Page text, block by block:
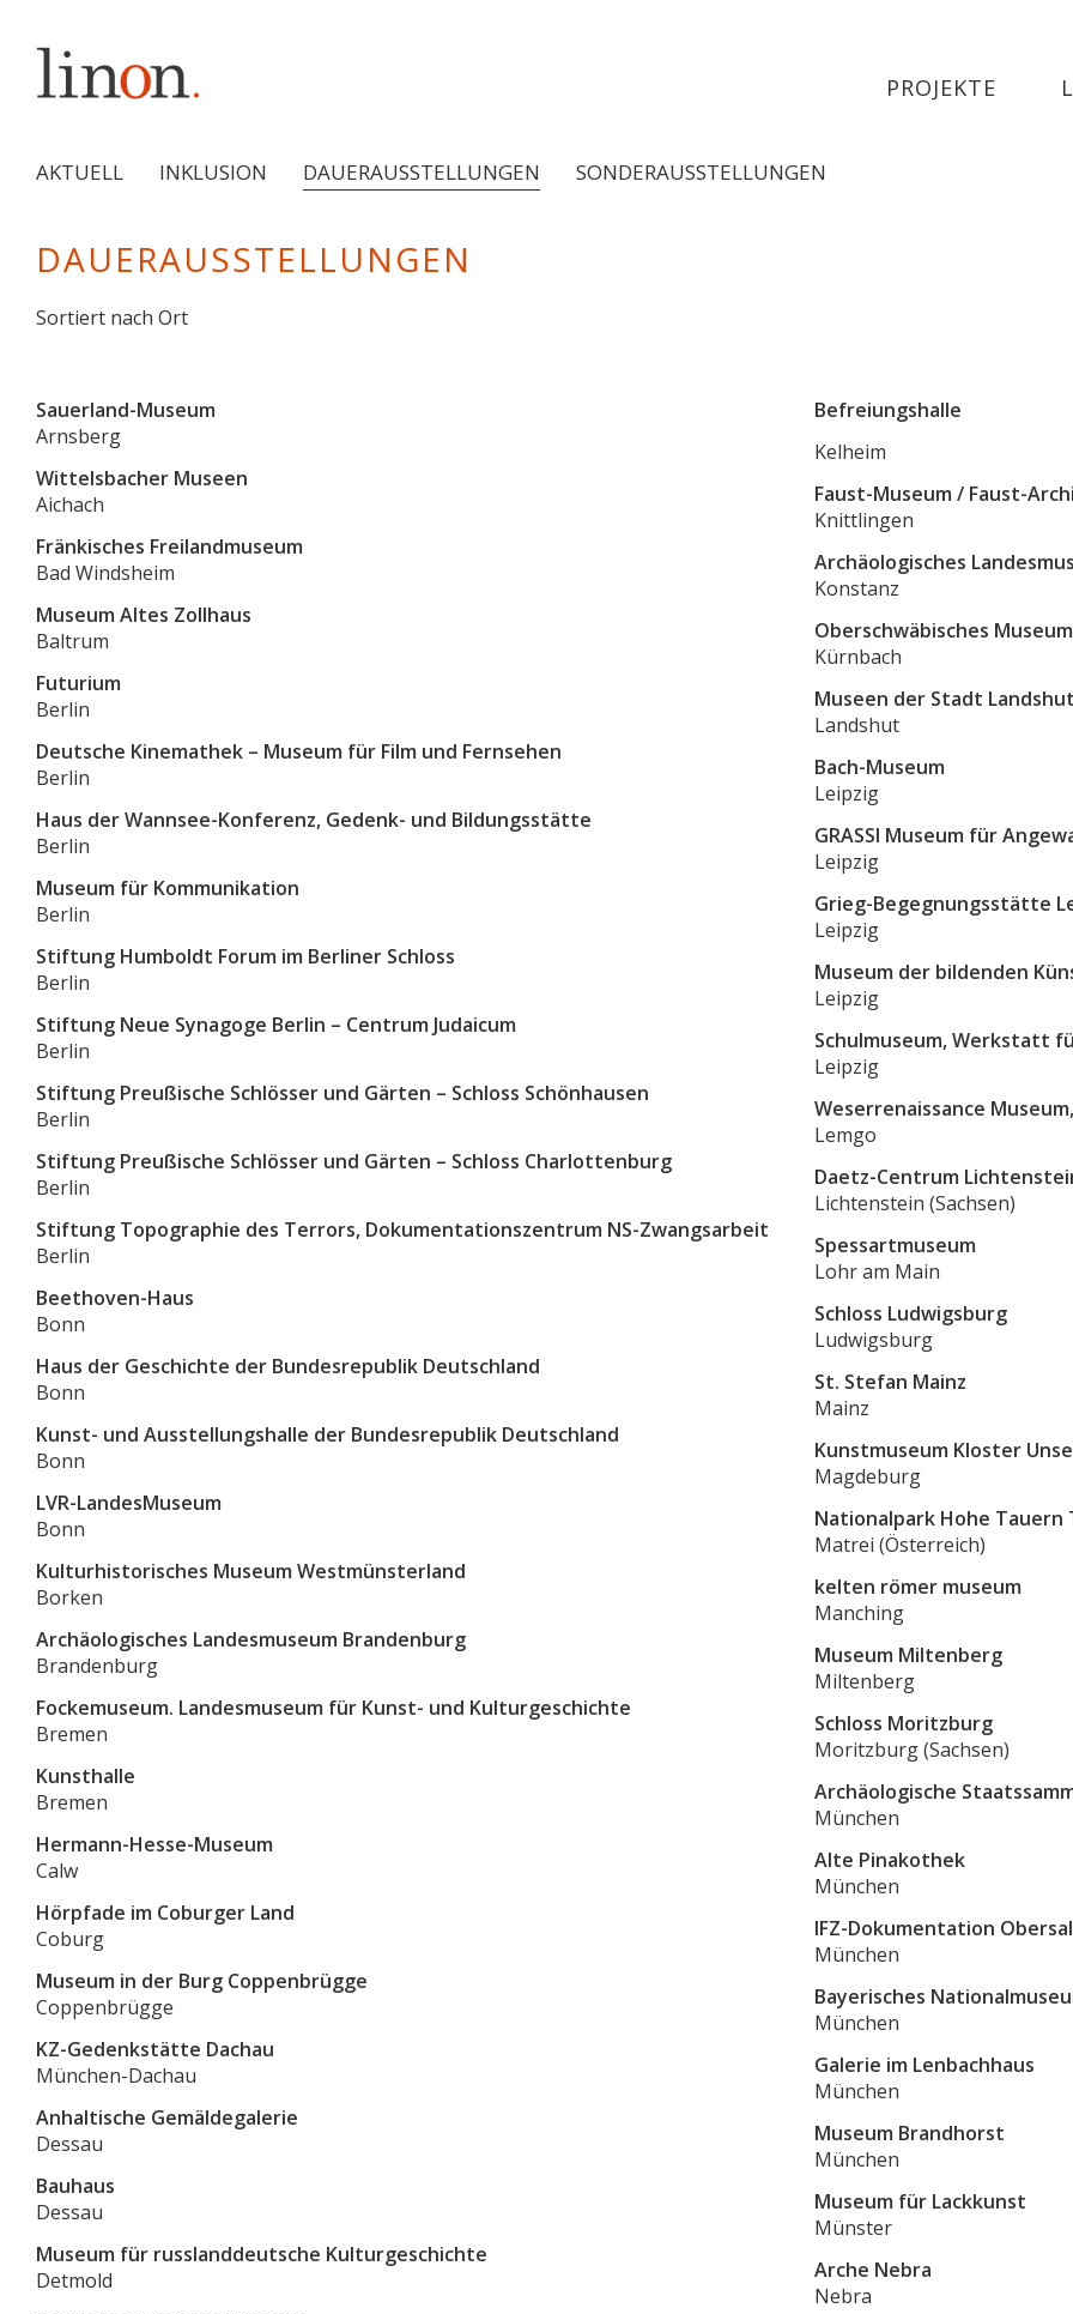
PROJEKTE
AKTUELL INKLUSION DAUERAUSSTELLUNGEN SONDERAUSSTELLUNGEN
DAUERAUSSTELLUNGEN
Sortiert nach Ort
Sauerland-Museum
Arnsberg
Wittelsbacher Museen
Aichach
Fränkisches Freilandmuseum
Bad Windsheim
Museum Altes Zollhaus
Baltrum
Futurium
Berlin
Deutsche Kinemathek – Museum für Film und Fernsehen
Berlin
Haus der Wannsee-Konferenz, Gedenk- und Bildungsstätte
Berlin
Museum für Kommunikation
Berlin
Stiftung Humboldt Forum im Berliner Schloss
Berlin
Stiftung Neue Synagoge Berlin – Centrum Judaicum
Berlin
Stiftung Preußische Schlösser und Gärten – Schloss Schönhausen
Berlin
Stiftung Preußische Schlösser und Gärten – Schloss Charlottenburg
Berlin
Stiftung Topographie des Terrors, Dokumentationszentrum NS-Zwangsarbeit
Berlin
Beethoven-Haus
Bonn
Haus der Geschichte der Bundesrepublik Deutschland
Bonn
Kunst- und Ausstellungshalle der Bundesrepublik Deutschland
Bonn
LVR-LandesMuseum
Bonn
Kulturhistorisches Museum Westmünsterland
Borken
Archäologisches Landesmuseum Brandenburg
Brandenburg
Fockemuseum. Landesmuseum für Kunst- und Kulturgeschichte
Bremen
Kunsthalle
Bremen
Hermann-Hesse-Museum
Calw
Hörpfade im Coburger Land
Coburg
Museum in der Burg Coppenbrügge
Coppenbrügge
KZ-Gedenkstätte Dachau
München-Dachau
Anhaltische Gemäldegalerie
Dessau
Bauhaus
Dessau
Museum für russlanddeutsche Kulturgeschichte
Detmold
Befreiungshalle
Kelheim
Faust-Museum / Faust-
Knittlingen
Archäologisches
Konstanz
Oberschwäbisches
Kürnbach
Museen der Stadt Landshut
Landshut
Bach-Museum
Leipzig
GRASSI Museum für
Leipzig
Grieg-Begegnungsstätte
Leipzig
Museum der bildenden
Leipzig
Schulmuseum, Werkstatt
Leipzig
Weserrenaissance
Lemgo
Daetz-Centrum
Lichtenstein (Sachsen)
Spessartmuseum
Lohr am Main
Schloss Ludwigsburg
Ludwigsburg
St. Stefan Mainz
Mainz
Kunstmuseum Kloster
Magdeburg
Nationalpark Hohe Tauern
Matrei (Österreich)
kelten römer museum
Manching
Museum Miltenberg
Miltenberg
Schloss Moritzburg
Moritzburg (Sachsen)
Archäologische
München
Alte Pinakothek
München
IFZ-Dokumentation
München
Bayerisches
München
Galerie im Lenbachhaus
München
Museum Brandhorst
München
Museum für Lackkunst
Münster
Arche Nebra
Nebra